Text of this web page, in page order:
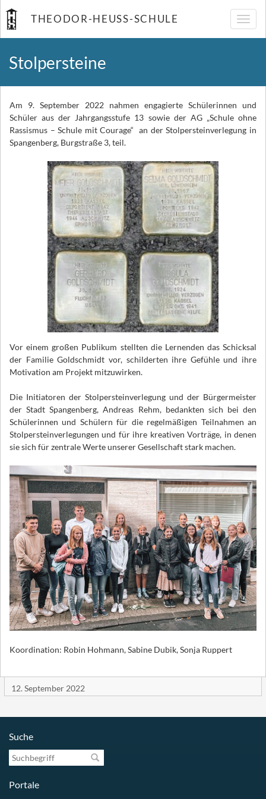
THEODOR-HEUSS-SCHULE
Stolpersteine
Am 9. September 2022 nahmen engagierte Schülerinnen und
Schüler aus der Jahrgangsstufe 13 sowie der AG „Schule ohne
Rassismus – Schule mit Courage“ an der Stolpersteinverlegung in
Spangenberg, Burgstraße 3, teil.
Vor einem großen Publikum stellten die Lernenden das Schicksal
der Familie Goldschmidt vor, schilderten ihre Gefühle und ihre
Motivation am Projekt mitzuwirken.
Die Initiatoren der Stolpersteinverlegung und der Bürgermeister
der Stadt Spangenberg, Andreas Rehm, bedankten sich bei den
Schülerinnen und Schülern für die regelmäßigen Teilnahmen an
Stolpersteinverlegungen und für ihre kreativen Vorträge, in denen
sie sich für zentrale Werte unserer Gesellschaft stark machen.
Koordination: Robin Hohmann, Sabine Dubik, Sonja Ruppert
12. September 2022
Suche
Suchbegriff
Portale